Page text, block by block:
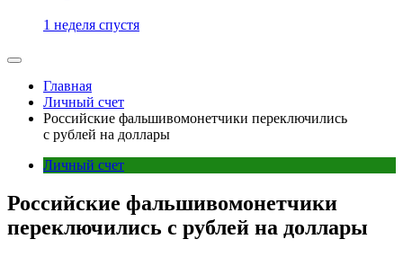
1 неделя спустя
Главная
Личный счет
Российские фальшивомонетчики переключились
с рублей на доллары
Личный счет
Российские фальшивомонетчики
переключились с рублей на доллары